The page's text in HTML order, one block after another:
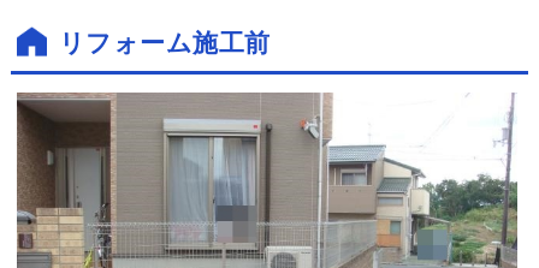
リフォーム施工前